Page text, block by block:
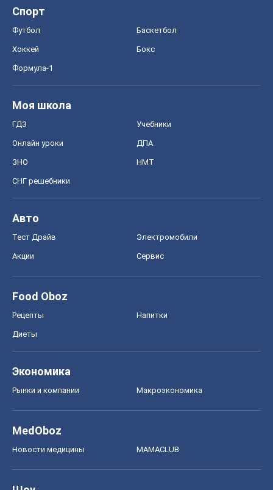
Спорт
Футбол Баскетбол
Хоккей Бокс
Формула-1
Моя школа
ГДЗ Учебники
Онлайн уроки ДПА
ЗНО НМТ
СНГ решебники
Авто
Тест Драйв Электромобили
Акции Сервис
Food Oboz
Рецепты Напитки
Диеты
Экономика
Рынки и компании Mакроэкономика
MedOboz
Новости медицины MAMACLUB